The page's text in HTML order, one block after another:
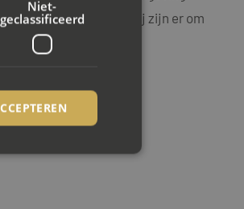
staan voorop, en wij zijn er om
Niet-
geclassificeerd